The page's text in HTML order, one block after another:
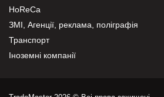
HoReCa
ЗМІ, Агенції, реклама, поліграфія
Транспорт
Іноземні компанії